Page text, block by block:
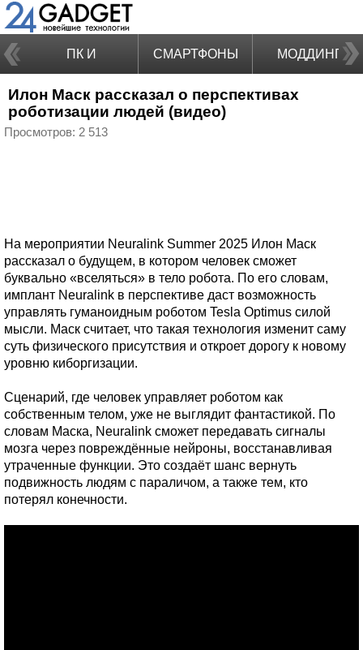
ПК И
НОУТБУКИ
СМАРТФОНЫ МОДДИНГ
Илон Маск рассказал о перспективах
роботизации людей (видео)
Просмотров: 2 513
На мероприятии Neuralink Summer 2025 Илон Маск
рассказал о будущем, в котором человек сможет
буквально «вселяться» в тело робота. По его словам,
имплант Neuralink в перспективе даст возможность
управлять гуманоидным роботом Tesla Optimus силой
мысли. Маск считает, что такая технология изменит саму
суть физического присутствия и откроет дорогу к новому
уровню киборгизации.
Сценарий, где человек управляет роботом как
собственным телом, уже не выглядит фантастикой. По
словам Маска, Neuralink сможет передавать сигналы
мозга через повреждённые нейроны, восстанавливая
утраченные функции. Это создаёт шанс вернуть
подвижность людям с параличом, а также тем, кто
потерял конечности.